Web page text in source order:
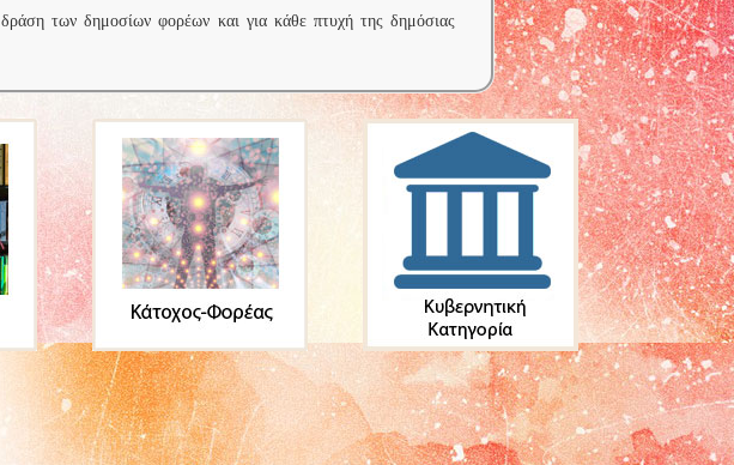
των δημοσίων φορέων και για κάθε πτυχή της δημόσιας